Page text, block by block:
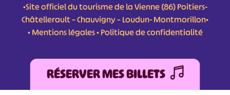
•Site officiel du tourisme de la Vienne (86) Poitiers-
Châtellerault – Chauvigny – Loudun- Montmorillon•
•Mentions légales•Politique de confidentialité
RÉSERVER MES BILLETS